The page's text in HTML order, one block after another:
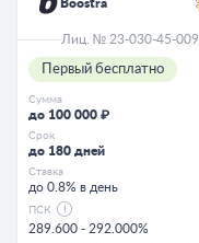
Boostra
Лиц. № 23-030-45-
Первый бесплатно
Сумма
до 100 000 ₽
Срок
до 180 дней
Ставка
до 0.8% в день
ПСК
289.600 - 292.000%